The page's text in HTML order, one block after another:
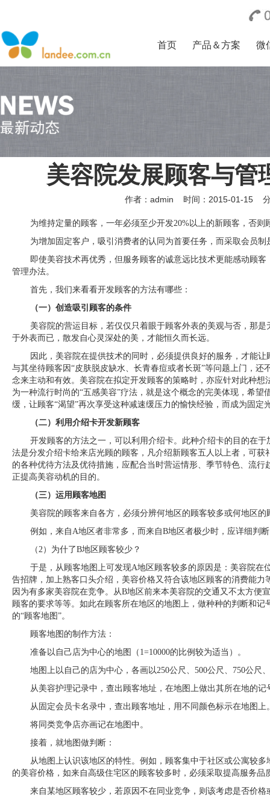
首页 产品＆方案 微
美容院发展顾客与管
作者：admin 时间：2015-01-15
为维持定量的顾客，一年必须至少开发20%以上的新顾客，否则
为增加固定客户，吸引消费者的认同为首要任务，而采取会员制
即使美容技术再优秀，但服务顾客的诚意远比技术更能感动顾
管理办法。
首先，我们来看看开发顾客的方法有哪些：
（一）创造吸引顾客的条件
美容院的营运目标，若仅仅只着眼于顾客外表的美观与否，那
于外表而已，散发自心灵深处的美，才能恒久而长远。
因此，美容院在提供技术的同时，必须提供良好的服务，才能
与其坐待顾客因“皮肤脱皮缺水、长青春痘或者长斑”等问题上门，还
念来主动和有效。美容院在拟定开发顾客的策略时，亦应针对此种想
为一种流行时尚的“五感美容”疗法，就是这个概念的完美体现，希望
缓，让顾客“渴望”再次享受这种减速缓压力的愉快经验，而成为固定
（二）利用介绍卡开发新顾客
开发顾客的方法之一，可以利用介绍卡。此种介绍卡的目的在
法是分发介绍卡给来店光顾的顾客，凡介绍新顾客五人以上者，可获
的各种优待方法及优待措施，应配合当时营运情形、季节特色、流
正提高美容动机的目的。
（三）运用顾客地图
美容院的顾客来自各方，必须分辨何地区的顾客较多或何地区
例如，来自A地区者非常多，而来自B地区者极少时，应详细判
（2）为什了B地区顾客较少？
于是，从顾客地图上可发现A地区顾客较多的原因是：美容院在
告招牌，加上熟客口头介绍，美容价格又符合该地区顾客的消费能力
因为有多家美容院在竞争。从B地区前来本美容院的交通又不太方便
顾客的要求等等。如此在顾客所在地区的地图上，做种种的判断和
的“顾客地图”。
顾客地图的制作方法：
准备以自己店为中心的地图（1=10000的比例较为适当）。
地图上以自己的店为中心，各画以250公尺、500公尺、750公尺
从美容护理记录中，查出顾客地址，在地图上做出其所在地的记
从固定会员卡名录中，查出顾客地址，用不同颜色标示在地图上
将同类竞争店亦画记在地图中。
接着，就地图做判断：
从地图上认识该地区的特性。例如，顾客集中于社区或公寓较
的美容价格，如来自高级住宅区的顾客较多时，必须采取提高服务品
来自某地区顾客较少，若原因不在同业竞争，则该考虑是否价